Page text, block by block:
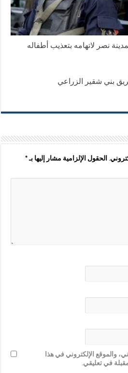
نصر لاتهامه بتعذيب أطفاله
بني شقير الزراعي
الحقول الإلزامية مشار إليها بـ*
والموقع الإلكتروني في هذا
في تعليقي.